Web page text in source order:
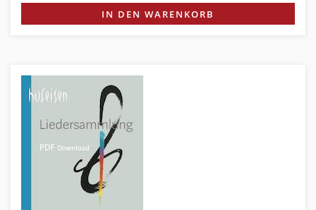
IN DEN WARENKORB